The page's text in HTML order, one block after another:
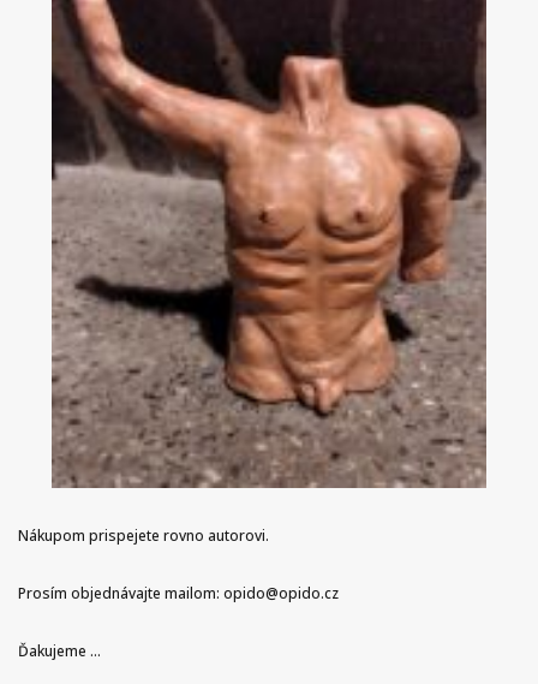
Nákupom prispejete rovno autorovi.
Prosím objednávajte mailom: opido@opido.cz
Ďakujeme …